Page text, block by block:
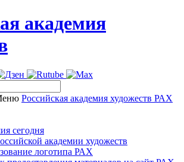
академия
Российская академия художеств РАХ
сегодня
академии художеств
логотипа РАХ